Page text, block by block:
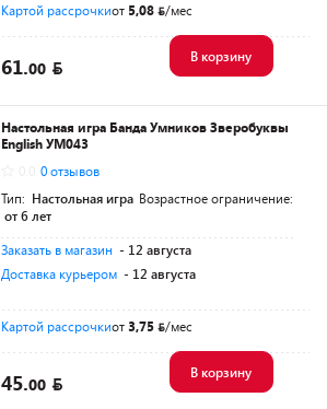
Картой рассрочкиот 5,08 /мес
61.00
В корзину
Настольная игра Банда Умников Зверобуквы
English УМ043
0 отзывов
Тип: Настольная игра Возрастное ограничение:
от 6 лет
Заказать в магазин - 12 августа
Доставка курьером - 12 августа
Картой рассрочкиот3,75 /мес
45.00
В корзину